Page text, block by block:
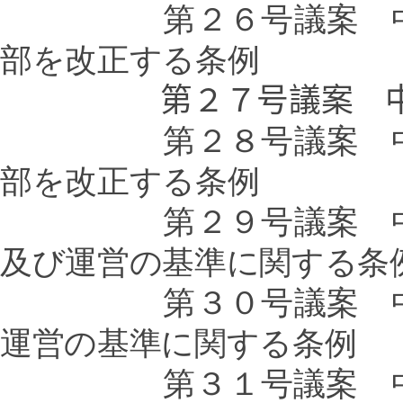
第２６号議案 中野
部を改正する条例
第２７号議案
第２８号議案
部を改正する条例
第２９号議案 中野
及び運営の基準に関する
第３０号議案 中野
運営の基準に関する条例
第３１号議案 中野